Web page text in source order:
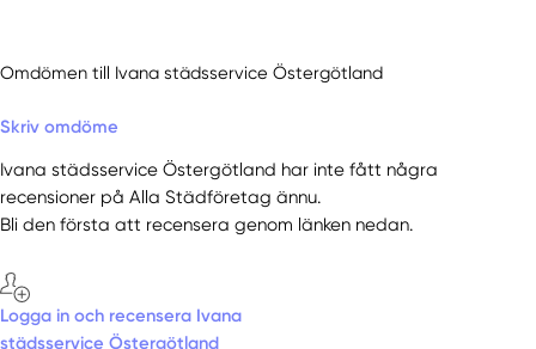
Omdömen till Ivana städsservice Östergötland
Skriv omdöme
Ivana städsservice Östergötland har inte fått några
recensioner på Alla Städföretag ännu.
Bli den första att recensera genom länken nedan.
Logga in och recensera Ivana
städsservice Östergötland